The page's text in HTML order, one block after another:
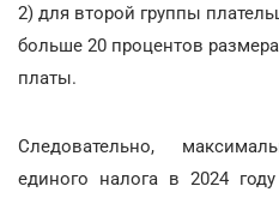
2) для второй группы
больше 20 процентов
платы.
Следовательно,
единого налога в 2024 году